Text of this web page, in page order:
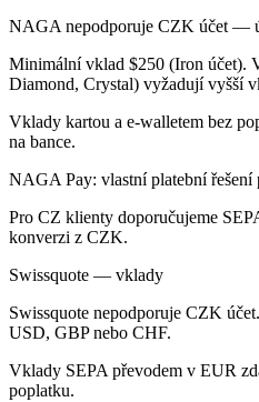
NAGA nepodporuje CZK účet —
Minimální vklad $250 (Iron účet).
Diamond, Crystal) vyžadují vyšší
Vklady kartou a e-walletem bez
na bance.
NAGA Pay: vlastní platební
Pro CZ klienty doporučujeme
konverzi z CZK.
Swissquote — vklady
Swissquote nepodporuje CZK
USD, GBP nebo CHF.
Vklady SEPA převodem v EUR
poplatku.